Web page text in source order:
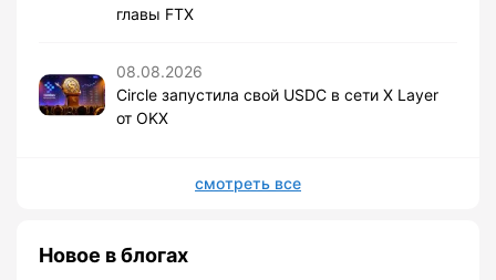
главы FTX
08.08.2026
Circle запустила свой USDC в сети X Layer
от OKX
смотреть все
Новое в блогах